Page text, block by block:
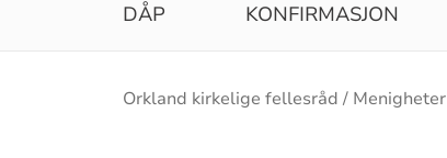
DÅP KONFIRMASJON
Brødsmulesti
Orkland kirkelige fellesråd Menigheter